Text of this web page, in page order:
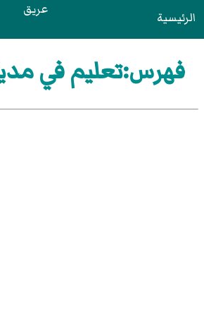
الرئيسية عريق
فهرس:تعليم في